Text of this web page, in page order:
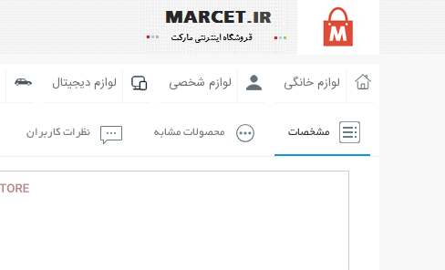
لوازم خانگی لوازم شخصی لوازم دیجیتال
مشخصات محصولات مشابه نظرات کاربران